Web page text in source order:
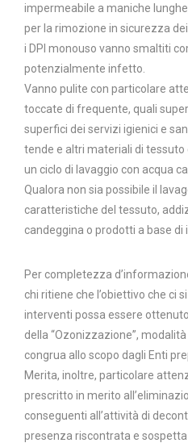
impermeabile a maniche
per la rimozione in sicurezza
i DPI monouso vanno smaltiti
potenzialmente infetto.
Vanno pulite con particolare
toccate di frequente, quali
superfici dei servizi igienici e
tende e altri materiali di
un ciclo di lavaggio con acqua
Qualora non sia possibile il
caratteristiche del tessuto,
candeggina o prodotti a base di
Per completezza
chi ritiene che l’obiettivo che ci
interventi possa essere
della “Ozonizzazione”,
congrua allo scopo dagli Enti
Merita, inoltre, particolare
prescritto in merito
conseguenti all’attività di
presenza riscontrata e